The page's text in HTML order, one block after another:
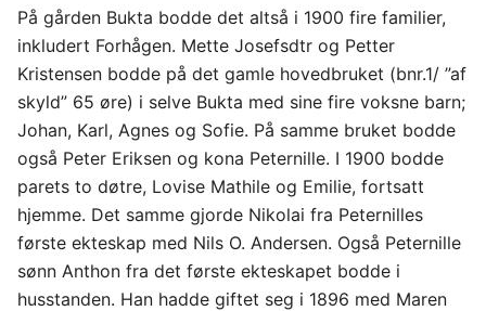
På gården Bukta bodde det altså i 1900 fire familier,
inkludert Forhågen. Mette Josefsdtr og Petter
Kristensen bodde på det gamle hovedbruket (bnr.1/ ”af
skyld” 65 øre) i selve Bukta med sine fire voksne barn;
Johan, Karl, Agnes og Sofie. På samme bruket bodde
også Peter Eriksen og kona Peternille. I 1900 bodde
parets to døtre, Lovise Mathile og Emilie, fortsatt
hjemme. Det samme gjorde Nikolai fra Peternilles
første ekteskap med Nils O. Andersen. Også Peternille
sønn Anthon fra det første ekteskapet bodde i
husstanden. Han hadde giftet seg i 1896 med Maren